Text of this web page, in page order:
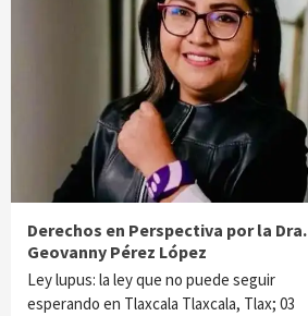
Derechos en Perspectiva por la Dra.
Geovanny Pérez López
Ley lupus: la ley que no puede seguir
esperando en Tlaxcala Tlaxcala, Tlax; 03